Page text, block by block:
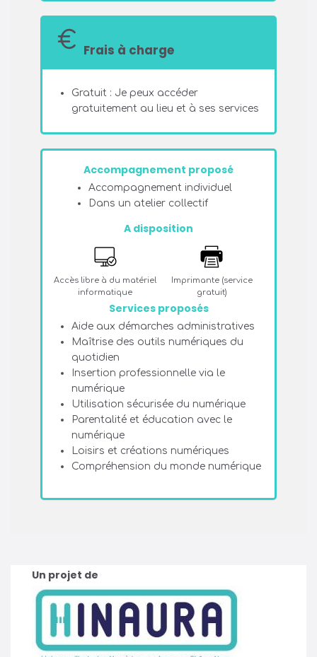
Frais à charge
Gratuit : Je peux accéder
gratuitement au lieu et à ses services
Accompagnement proposé
Accompagnement individuel
Dans un atelier collectif
A disposition
Accès libre à du matériel
informatique
Imprimante (service
gratuit)
Services proposés
Aide aux démarches administratives
Maîtrise des outils numériques du
quotidien
Insertion professionnelle via le
numérique
Utilisation sécurisée du numérique
Parentalité et éducation avec le
numérique
Loisirs et créations numériques
Compréhension du monde numérique
Un projet de